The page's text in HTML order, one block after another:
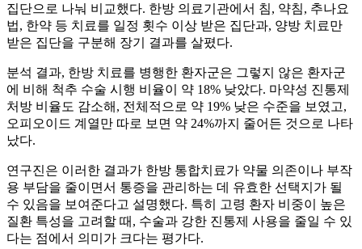
집단으로 나눠 비교했다. 한방 의료기관에서 침, 약침, 추나요
법, 한약 등 치료를 일정 횟수 이상 받은 집단과, 양방 치료만
받은 집단을 구분해 장기 결과를 살폈다.
분석 결과, 한방 치료를 병행한 환자군은 그렇지 않은 환자군
에 비해 척추 수술 시행 비율이 약 18% 낮았다. 마약성 진통제
처방 비율도 감소해, 전체적으로 약 19% 낮은 수준을 보였고,
오피오이드 계열만 따로 보면 약 24%까지 줄어든 것으로 나타
났다.
연구진은 이러한 결과가 한방 통합치료가 약물 의존이나 부작
용 부담을 줄이면서 통증을 관리하는 데 유효한 선택지가 될
수 있음을 보여준다고 설명했다. 특히 고령 환자 비중이 높은
질환 특성을 고려할 때, 수술과 강한 진통제 사용을 줄일 수 있
다는 점에서 의미가 크다는 평가다.